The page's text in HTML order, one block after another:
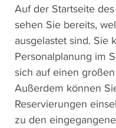
Auf der Startseite
sehen Sie bereits,
ausgelastet sind. Sie
Personalplanung im
sich auf einen
Außerdem können
Reservierungen
zu den